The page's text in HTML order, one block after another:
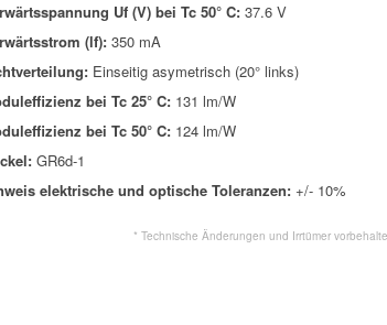
Uf (V) bei Tc 50° C: 37.6 V
(lf): 350 mA
Einseitig asymetrisch (20° links)
bei Tc 25° C: 131 lm/W
bei Tc 50° C: 124 lm/W
GR6d-1
elektrische und optische Toleranzen: +/- 10%
* Technische Änderungen und Irrtümer